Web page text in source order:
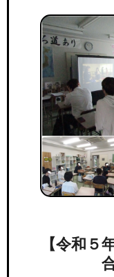
【令和